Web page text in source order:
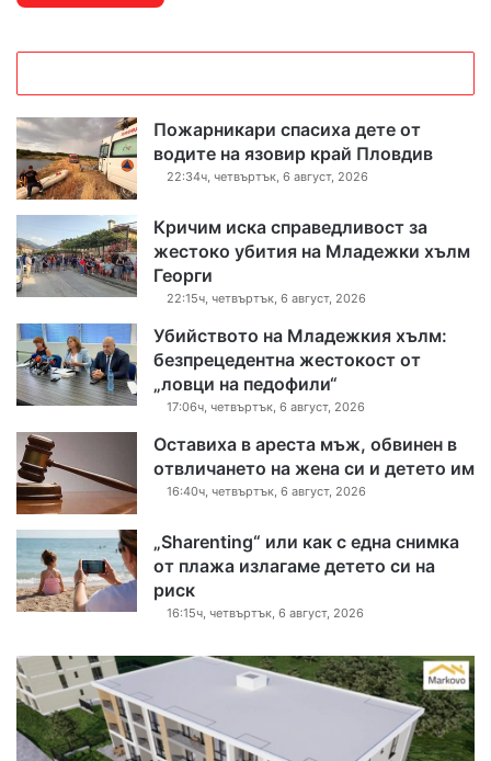
Пожарникари спасиха дете от
водите на язовир край Пловдив
22:34ч, четвъртък, 6 август, 2026
Кричим иска справедливост за
жестоко убития на Младежки хълм
Георги
22:15ч, четвъртък, 6 август, 2026
Убийството на Младежкия хълм:
безпрецедентна жестокост от
„ловци на педофили“
17:06ч, четвъртък, 6 август, 2026
Оставиха в ареста мъж, обвинен в
отвличането на жена си и детето им
16:40ч, четвъртък, 6 август, 2026
„Sharenting“ или как с една снимка
от плажа излагаме детето си на
риск
16:15ч, четвъртък, 6 август, 2026